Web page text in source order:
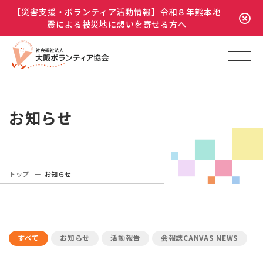
【災害支援・ボランティア活動情報】令和８年熊本地
震による被災地に想いを寄せる方へ
お知らせ
トップ お知らせ
すべて お知らせ 活動報告 会報誌CANVAS NEWS